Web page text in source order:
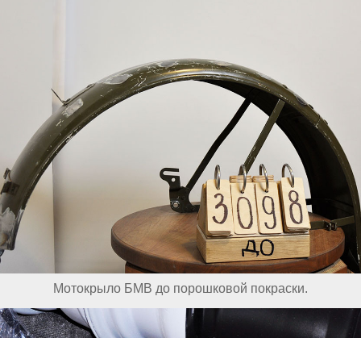
Мотокрыло БМВ до порошковой покраски.